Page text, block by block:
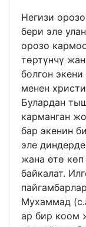
Негизи
бери эле
орозо
төртүнчү
болгон
менен
Булардан
карманган
бар экенин
эле
жана өтө көп
байкалат.
Мухаммад
ар бир коом